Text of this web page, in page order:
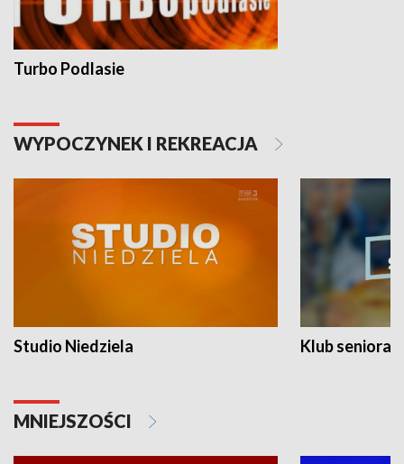
Turbo Podlasie
WYPOCZYNEK I REKREACJA
Studio Niedziela Klub seniora
MNIEJSZOŚCI